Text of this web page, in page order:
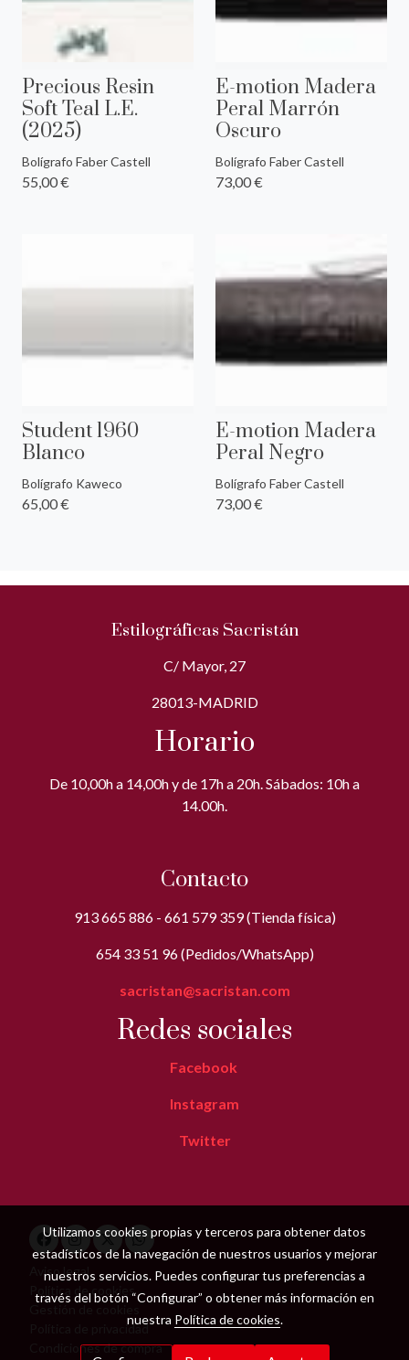
Precious Resin
Soft Teal L.E.
(2025)
Bolígrafo Faber Castell
55,00 €
E-motion Madera
Peral Marrón
Oscuro
Bolígrafo Faber Castell
73,00 €
Student 1960
Blanco
Bolígrafo Kaweco
65,00 €
E-motion Madera
Peral Negro
Bolígrafo Faber Castell
73,00 €
Estilográficas Sacristán
C/ Mayor, 27
28013-MADRID
Horario
De 10,00h a 14,00h y de 17h a 20h. Sábados: 10h a
14.00h.
Contacto
913 665 886 - 661 579 359 (Tienda física)
654 33 51 96 (Pedidos/WhatsApp)
sacristan@sacristan.com
Redes sociales
Facebook
Instagram
Twitter
Aviso legal
Política de cookies
Política de privacidad
Condiciones de compra
Utilizamos cookies propias y terceros para obtener datos
estadísticos de la navegación de nuestros usuarios y mejorar
nuestros servicios. Puedes configurar tus preferencias a
través del botón “Configurar” o obtener más información en
nuestra Política de cookies.